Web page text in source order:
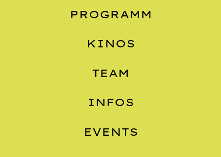
PROGRAMM
KINOS
TEAM
INFOS
EVENTS